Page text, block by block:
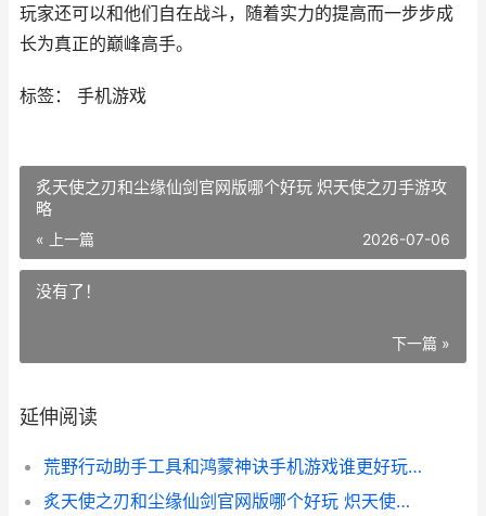
玩家还可以和他们自在战斗，随着实力的提高而一步步成
长为真正的巅峰高手。
标签： 手机游戏
炙天使之刃和尘缘仙剑官网版哪个好玩 炽天使之刃手游攻
略
« 上一篇 2026-07-06
没有了！
下一篇 »
延伸阅读
荒野行动助手工具和鸿蒙神诀手机游戏谁更好玩 荒野行动助手工具下载
炙天使之刃和尘缘仙剑官网版哪个好玩 炽天使之刃手游攻略